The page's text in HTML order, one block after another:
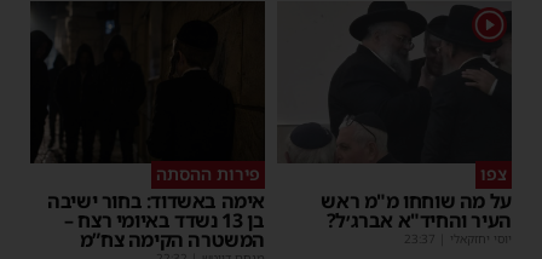
1
צפו
על מה שוחחו מ"מ ראש
העיר והחיד"א אברג׳ל?
יוסי יחזקאלי 23:37
פירות ההסתה
אימה באשדוד: בחור ישיבה
בן 13 נשדד באיומי רצח –
המשטרה הקימה צח”מ